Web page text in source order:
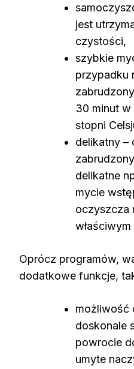
jest
czystości,
szybkie
przypadku
30 minut
stopni
delikatny –
delikatne
mycie
oczyszcza
właściwym
Oprócz programów,
dodatkowe funkcje,
możliwość
doskonale
powrocie
umyte